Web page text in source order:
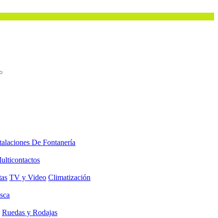
De Fontanería
TV y Video Climatización
Ruedas y Rodajas